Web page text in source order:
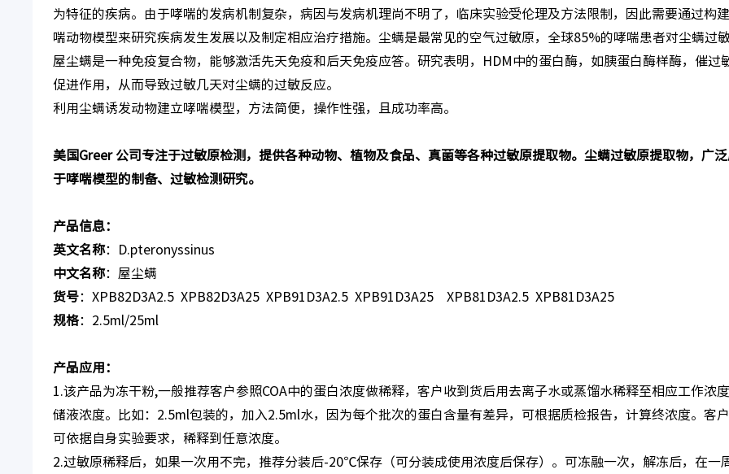
为特征的疾病。由于哮喘的发病机制复杂，病因与发病机理尚不明了，临床实验受伦理及方法限制，因此需要通过构
喘动物模型来研究疾病发生发展以及制定相应治疗措施。尘螨是最常见的空气过敏原，全球85%的哮喘患者对尘螨过敏
屋尘螨是一种免疫复合物，能够激活先天免疫和后天免疫应答。研究表明，HDM中的蛋白酶，如胰蛋白酶样酶，催过
促进作用，从而导致过敏几天对尘螨的过敏反应。
利用尘螨诱发动物建立哮喘模型，方法简便，操作性强，且成功率高。
美国Greer 公司专注于过敏原检测，提供各种动物、植物及食品、真菌等各种过敏原提取物。尘螨过敏原提取物，广泛
于哮喘模型的制备、过敏检测研究。
产品信息：
英文名称：D.pteronyssinus
中文名称：屋尘螨
货号：XPB82D3A2.5 XPB82D3A25 XPB91D3A2.5 XPB91D3A25 XPB81D3A2.5 XPB81D3A25
规格：2.5ml/25ml
产品应用：
1.该产品为冻干粉,一般推荐客户参照COA中的蛋白浓度做稀释，客户收到货后用去离子水或蒸馏水稀释至相应工作浓
储液浓度。比如：2.5ml包装的，加入2.5ml水，因为每个批次的蛋白含量有差异，可根据质检报告，计算终浓度。客
可依据自身实验要求，稀释到任意浓度。
2.过敏原稀释后，如果一次用不完，推荐分装后-20℃保存（可分装成使用浓度后保存）。可冻融一次，解冻后，在一